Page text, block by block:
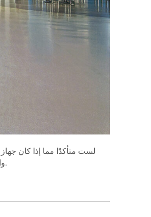
بشكل أفضل. خيارات الركوب الأخرى في خط K هي جهاز الغسيل K70، والذي يمكن رؤيته، جنبًا إلى جنب مع هذه الآلة، في فئة أجهزة التنظيف الخاصة بنا.